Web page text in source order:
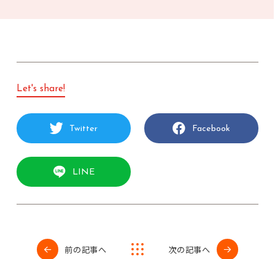
Let's share!
Twitter Facebook
LINE
前の記事へ 次の記事へ